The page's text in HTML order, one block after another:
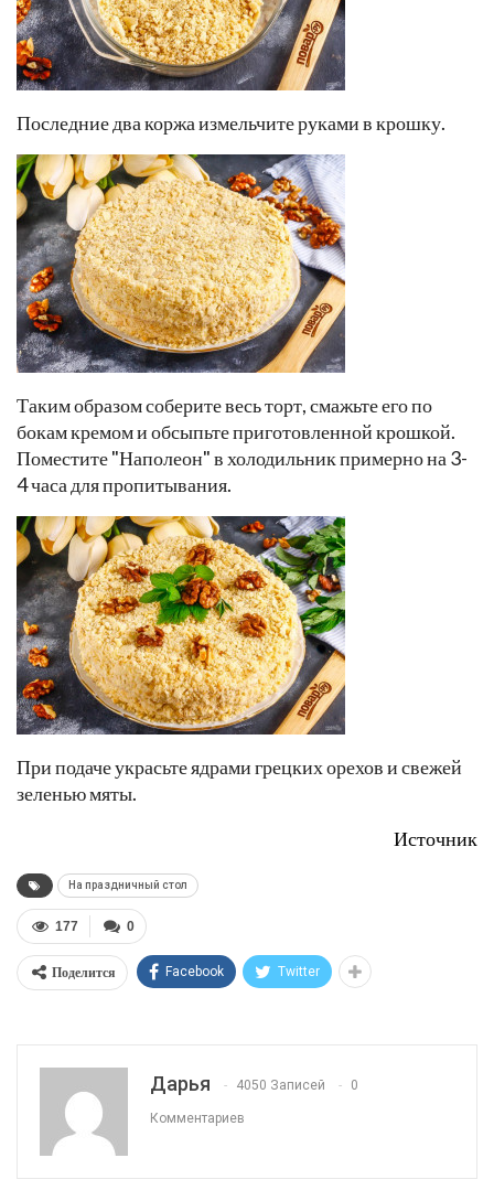
Последние два коржа измельчите руками в крошку.
Таким образом соберите весь торт, смажьте его по
бокам кремом и обсыпьте приготовленной крошкой.
Поместите "Наполеон" в холодильник примерно на 3-
4 часа для пропитывания.
При подаче украсьте ядрами грецких орехов и свежей
зеленью мяты.
Источник
На праздничный стол
0
177
Поделится Facebook Twitter
Дарья 4050 Записей 0
Комментариев